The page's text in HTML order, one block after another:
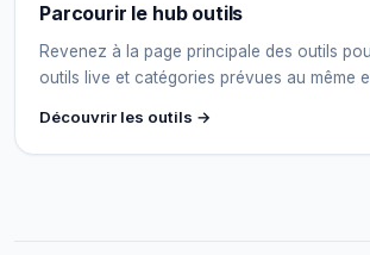
Parcourir le hub outils
Revenez à la page principale des outils
outils live et catégories prévues au même
Découvrir les outils →